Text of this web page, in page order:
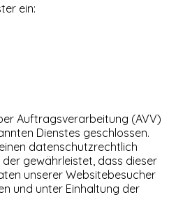
ein:
Auftragsverarbeitung (AVV)
Dienstes geschlossen.
datenschutzrechtlich
gewährleistet, dass dieser
unserer Websitebesucher
und unter Einhaltung der